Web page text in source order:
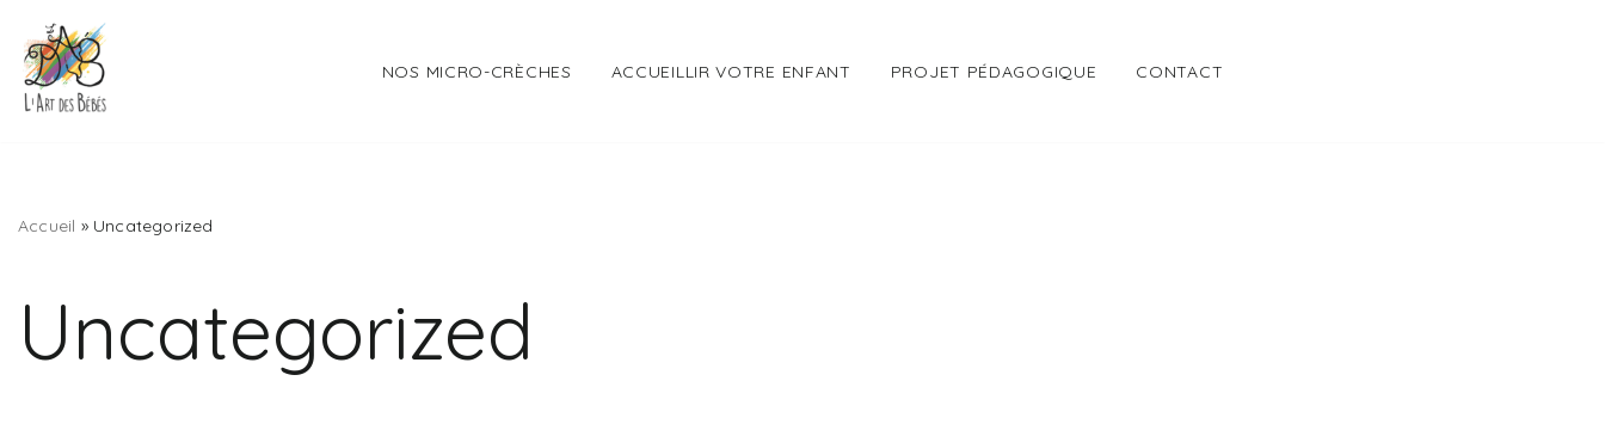
Aller
au
contenu
NOS MICRO-CRÈCHES ACCUEILLIR VOTRE ENFANT PROJET PÉDAGOGIQUE CONTACT
Accueil » Uncategorized
Uncategorized